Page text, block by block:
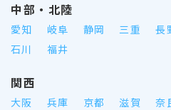
中部・北陸
愛知 岐阜 静岡 三重 長
石川
福井
関西
大阪 兵庫 京都 滋賀 奈